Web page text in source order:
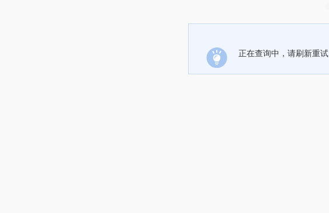
正在查询中，请刷新重试